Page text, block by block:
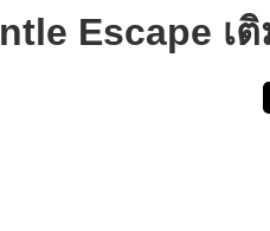
Escape เ